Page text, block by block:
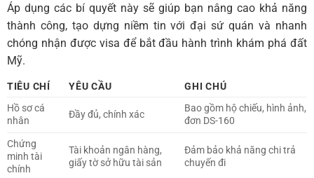
Áp dụng các bí quyết này sẽ giúp bạn nâng cao khả năng
thành công, tạo dựng niềm tin với đại sứ quán và nhanh
chóng nhận được visa để bắt đầu hành trình khám phá đất
Mỹ.
TIÊU CHÍ YÊU CẦU
GHI CHÚ
Hồ sơ cá
nhân
Đầy đủ, chính xác
Bao gồm hộ chiếu, hình ảnh,
đơn DS-160
Chứng
minh tài
chính
Tài khoản ngân hàng,
giấy tờ sở hữu tài sản
Đảm bảo khả năng chi trả
chuyến đi